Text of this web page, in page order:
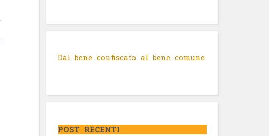
Dal bene confiscato al bene comune
POST RECENTI